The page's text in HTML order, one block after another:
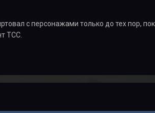
с персонажами только до тех пор,
ТСС.